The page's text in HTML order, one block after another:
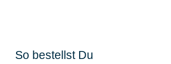
So bestellst Du